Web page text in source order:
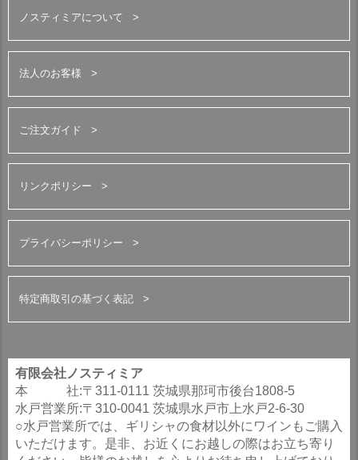
ノスティミアについて
法人のお客様
ご注文ガイド
リンクポリシー
プライバシーポリシー
特定商取引の基づく表記
有限会社ノスティミア
本 社:〒311-0111 茨城県那珂市後台1808-5
水戸営業所:〒310-0041 茨城県水戸市上水戸2-6-30
○水戸営業所では、ギリシャの食材以外にワインもご購入
いただけます。是非、お近くにお越しの際はお立ち寄り